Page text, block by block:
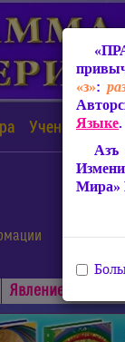
Учение
Явлениe Матери
«з»:
Языке.
Азъ
Мира»